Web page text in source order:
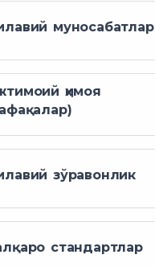
муносабатлар
ҳимоя
зўравонлик
стандартлар